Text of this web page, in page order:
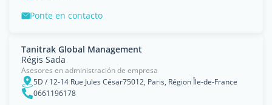
Ponte en contacto
Tanitrak Global Management
Régis Sada
Asesores en administración de empresa
5D / 12-14 Rue Jules César75012, Paris, Région Île-de-France
0661196178